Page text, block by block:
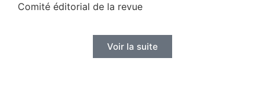
Comité éditorial de la revue
Voir la suite